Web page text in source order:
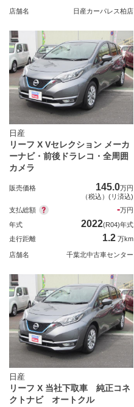
店舗名 日産カーパレス柏店
日産
リーフ X Vセレクション メーカ
ーナビ・前後ドラレコ・全周囲
カメラ
販売価格 145.0万円
（税込）(リ済込)
支払総額
-万円
年式
2022(R04)年式
走行距離
1.2 万km
店舗名 千葉北中古車センター
日産
リーフ X 当社下取車 純正コネ
クトナビ オートクル